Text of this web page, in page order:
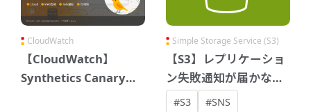
CloudWatch
【CloudWatch】
Synthetics Canary機
Simple Storage Service (S3)
【S3】レプリケーショ
ン失敗通知が届かない
原因と対処
#S3
#SNS